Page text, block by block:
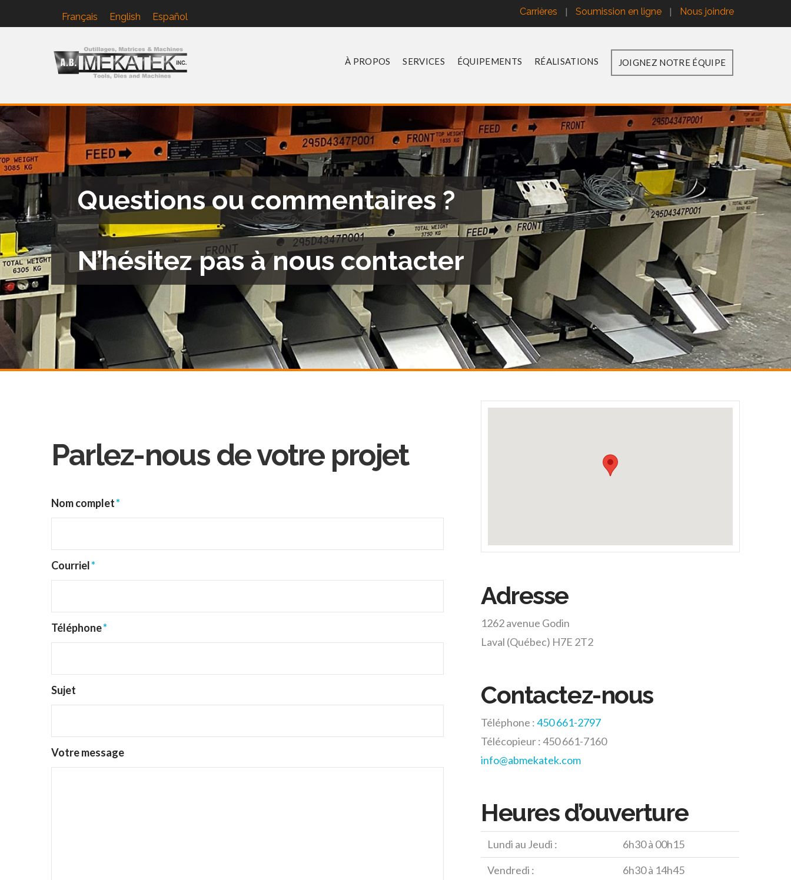
Carrières | Soumission en ligne | Nous joindre
Français English Español
A.B.
Mekatek
À PROPOS SERVICES ÉQUIPEMENTS RÉALISATIONS JOIGNEZ NOTRE ÉQUIPE
Questions ou commentaires ?
N’hésitez pas à nous contacter
Parlez-nous de votre projet
Nom complet*
Courriel*
Téléphone*
Sujet
Votre message
Adresse
1262 avenue Godin
Laval (Québec) H7E 2T2
Contactez-nous
Téléphone :450 661-2797
Télécopieur : 450 661-7160
info@abmekatek.com
Heures d’ouverture
Lundi au Jeudi :
6h30 à 00h15
Vendredi :
6h30 à 14h45